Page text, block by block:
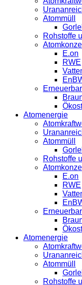
Atommüll
Rohstoffe
E.on
RWE
Erneuerbar
Atomenergie
Atommüll
Rohstoffe
E.on
RWE
Erneuerbar
Atomenergie
Atommüll
Rohstoffe